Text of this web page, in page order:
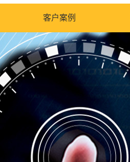
客户案例